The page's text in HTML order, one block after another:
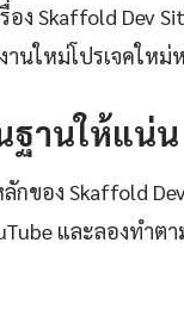
อง Skaffold Dev
นใหม่โปรเจคใหม่
านให้แน่น
กของ Skaffold
และลองทำ